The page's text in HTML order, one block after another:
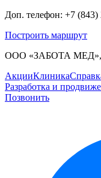
Доп. телефон: +7
Построить маршрут
ООО «ЗАБОТА МЕД»,
АкцииКлиника
Разработка и
Позвонить